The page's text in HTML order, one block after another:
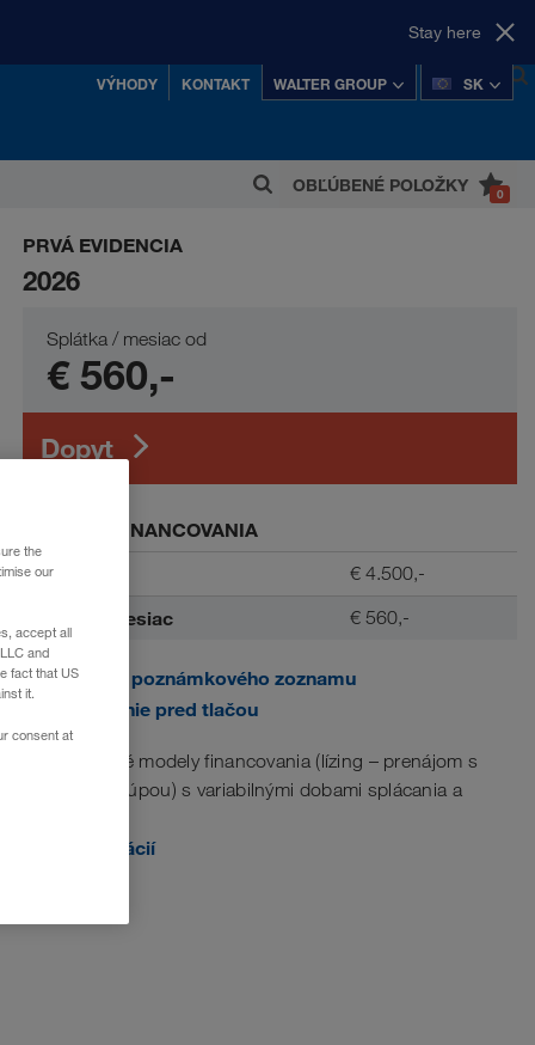
Stay here
z najúspešnejších rakúskych súkromných
VÝHODY KONTAKT WALTER GROUP SK
OBĽÚBENÉ POLOŽKY 0
PRVÁ EVIDENCIA
2026
Splátka / mesiac od
€ 560,-
Dopyt
PRÍKLAD FINANCOVANIA
Akontácia
€ 4.500,-
Splátka / mesiac € 560,-
Pridať do poznámkového zoznamu
Zobrazenie pred tlačou
Na mieru šité modely financovania (lízing – prenájom s
následnou kúpou) s variabilnými dobami splácania a
Viac informácií
the
our
accept all
and
fact that US
it.
consent at